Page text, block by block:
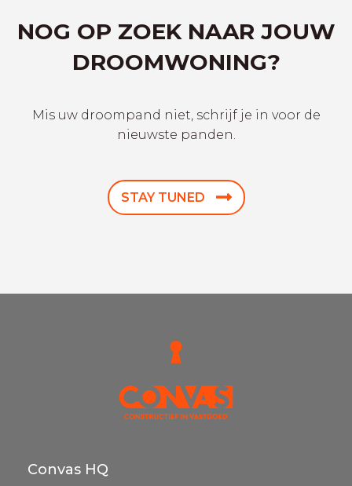
NOG OP ZOEK NAAR JOUW
DROOMWONING?
Mis uw droompand niet, schrijf je in voor de
nieuwste panden.
STAY TUNED
Convas HQ